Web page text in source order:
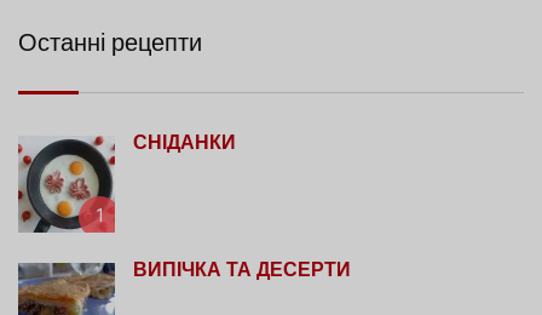
Останні рецепти
1
СНІДАНКИ
ВИПІЧКА ТА ДЕСЕРТИ